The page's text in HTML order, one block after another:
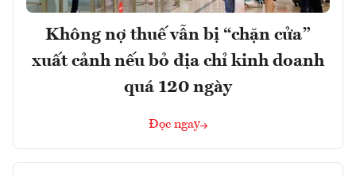
Không nợ thuế vẫn bị “chặn cửa”
xuất cảnh nếu bỏ địa chỉ kinh doanh
quá 120 ngày
Đọc ngay